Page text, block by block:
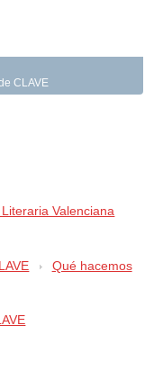
CLAVE
Valenciana
Qué hacemos